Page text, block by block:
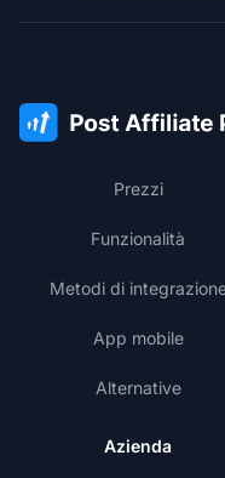
Prezzi
Funzionalità
Metodi di
App mobile
Alternative
Azienda